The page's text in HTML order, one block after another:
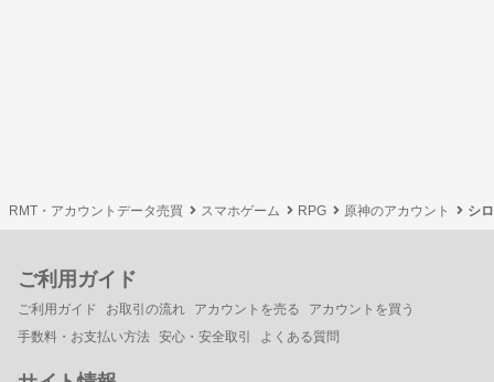
RMT・アカウントデータ売買 スマホゲーム RPG 原神のアカウント シ
ご利用ガイド
ご利用ガイド お取引の流れ アカウントを売る
アカウントを買う
手数料・お支払い方法 安心・安全取引 よくある質問